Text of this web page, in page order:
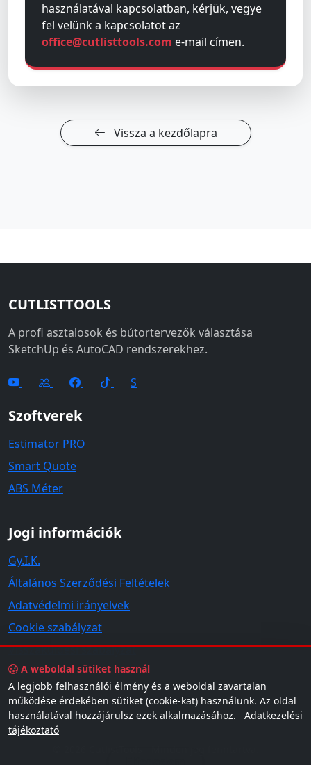
használatával kapcsolatban, kérjük, vegye
fel velünk a kapcsolatot az
office@cutlisttools.com e-mail címen.
Vissza a kezdőlapra
CUTLISTTOOLS
A profi asztalosok és bútortervezők választása
SketchUp és AutoCAD rendszerekhez.
S
Szoftverek
Estimator PRO
Smart Quote
ABS Méter
Jogi információk
Gy.I.K.
Általános Szerződési Feltételek
Adatvédelmi irányelvek
Cookie szabályzat
Visszaküldési szabályzat
Kapcsolat
A weboldal sütiket használ
A legjobb felhasználói élmény és a weboldal zavartalan
működése érdekében sütiket (cookie-kat) használunk. Az oldal
használatával hozzájárulsz ezek alkalmazásához.
Adatkezelési
tájékoztató